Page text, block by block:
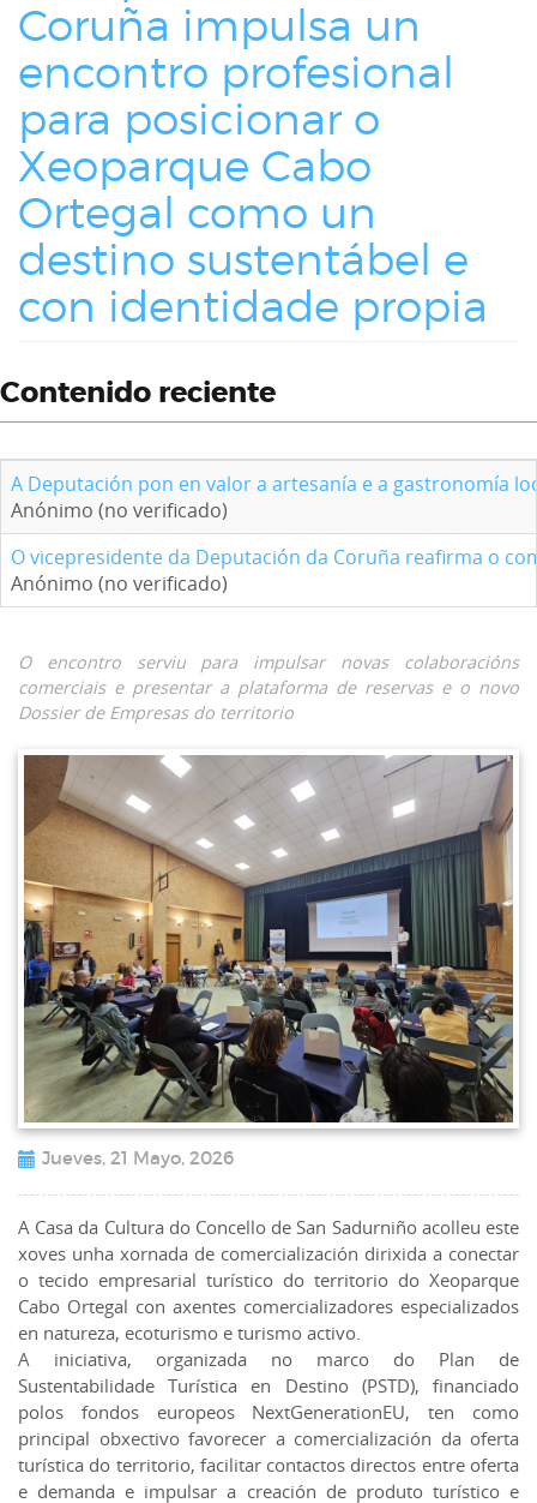
Coruña impulsa un
encontro profesional
para posicionar o
Xeoparque Cabo
Ortegal como un
destino sustentábel e
con identidade propia
Contenido reciente
A Deputación pon en valor a artesanía e a gastronomía
Anónimo (no verificado)
O vicepresidente da Deputación da Coruña reafirma o
Anónimo (no verificado)
O encontro serviu para impulsar novas colaboracións
comerciais e presentar a plataforma de reservas e o novo
Dossier de Empresas do territorio
Jueves, 21 Mayo, 2026
A Casa da Cultura do Concello de San Sadurniño acolleu este
xoves unha xornada de comercialización dirixida a conectar
o tecido empresarial turístico do territorio do Xeoparque
Cabo Ortegal con axentes comercializadores especializados
en natureza, ecoturismo e turismo activo.
A iniciativa, organizada no marco do Plan de
Sustentabilidade Turística en Destino (PSTD), financiado
polos fondos europeos NextGenerationEU, ten como
principal obxectivo favorecer a comercialización da oferta
turística do territorio, facilitar contactos directos entre oferta
e demanda e impulsar a creación de produto turístico e